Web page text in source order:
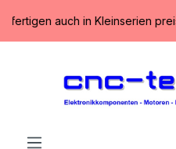
springen
auch in Kleinserien